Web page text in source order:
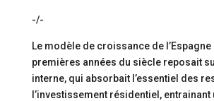
-/-
Le modèle de croissance de l’Espagne
premières années du siècle reposait
interne, qui absorbait l’essentiel des
l’investissement résidentiel, entrainant